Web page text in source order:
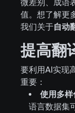
值。想了解更
我们关于自动
提高翻
要利用AI实现
重要：
使用多样
语言数据集